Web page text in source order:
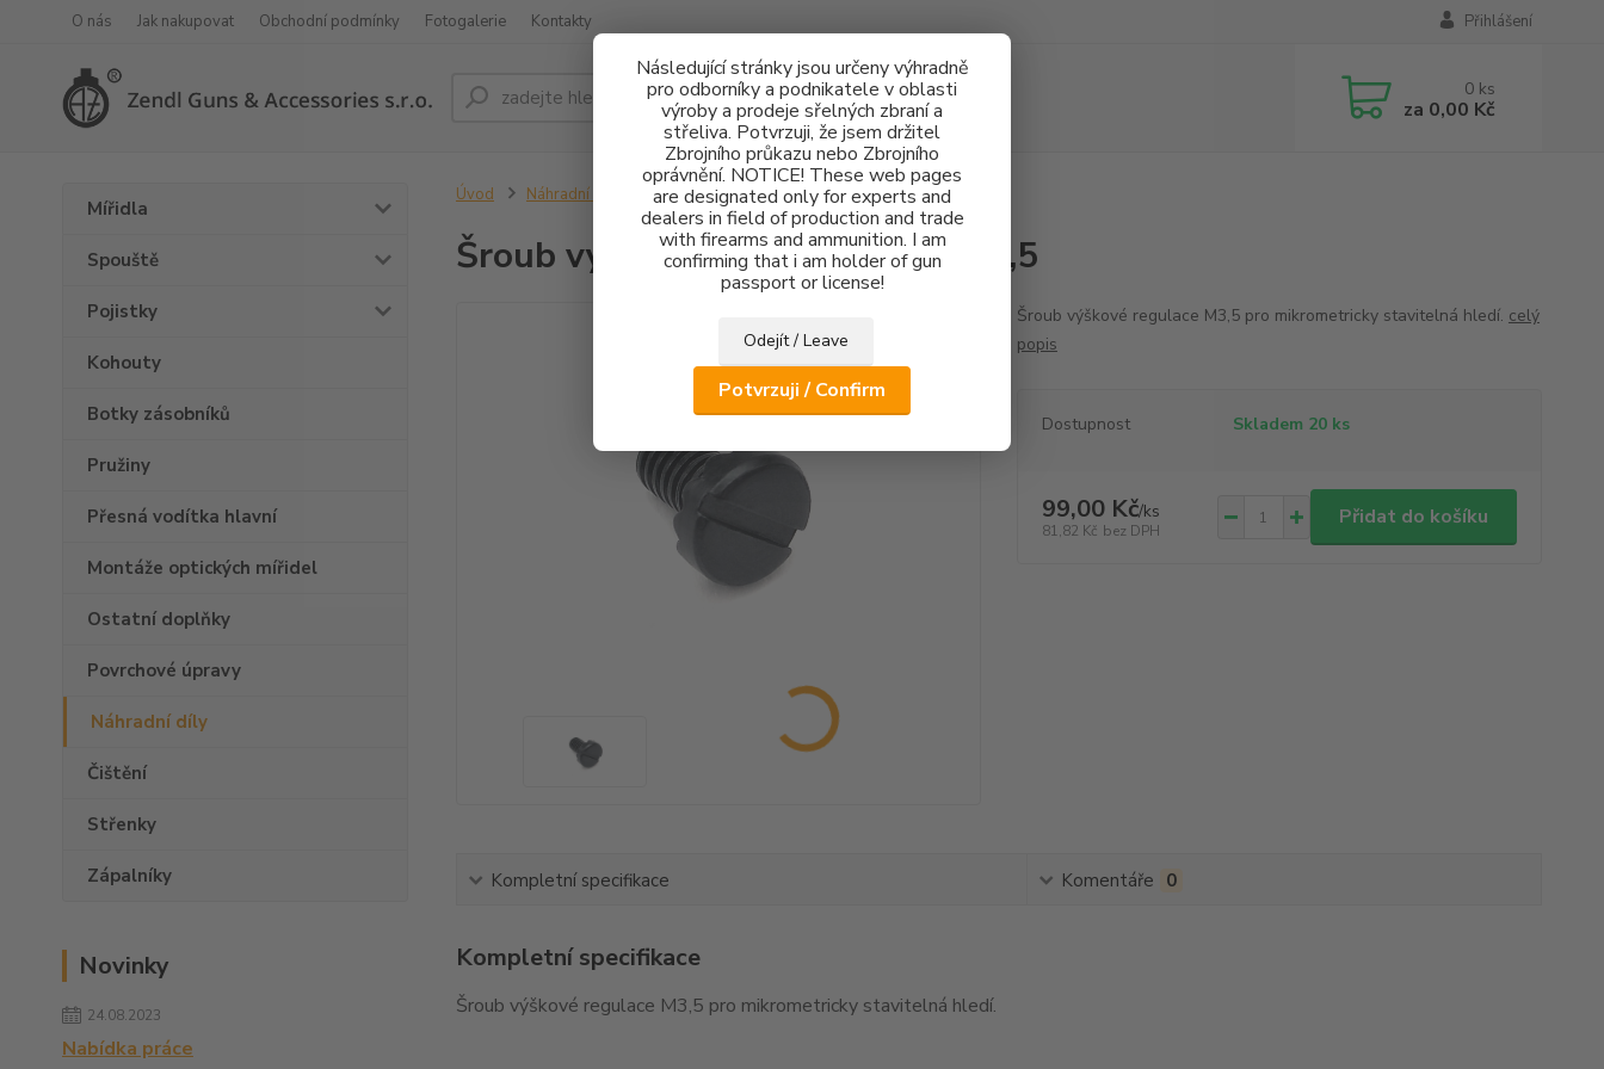
Následující stránky jsou určeny výhradně
pro odborníky a podnikatele v oblasti
výroby a prodeje sřelných zbraní a
střeliva. Potvrzuji, že jsem držitel
Zbrojního průkazu nebo Zbrojního
oprávnění. NOTICE! These web pages
are designated only for experts and
dealers in field of production and trade
with firearms and ammunition. I am
confirming that i am holder of gun
passport or license!
Odejít / Leave
Potvrzuji / Confirm
O nás Jak nakupovat Obchodní podmínky Fotogalerie Kontakty Přihlášení
Hledat 0 ks
za 0,00 Kč
Mířidla
Spouště
Pojistky
Kohouty
Botky zásobníků
Pružiny
Přesná vodítka hlavní
Montáže optických mířidel
Ostatní doplňky
Povrchové úpravy
Náhradní díly
Čištění
Střenky
Zápalníky
Novinky
24.08.2023
Nabídka práce
Úvod Náhradní díly Šroub výškové regulace hledí M3,5
Šroub výškové regulace hledí M3,5
Šroub výškové regulace M3,5 pro mikrometricky stavitelná hledí. celý
popis
Dostupnost Skladem 20 ks
99,00 Kč/ks
81,82 Kč bez DPH
Přidat do košíku
Kompletní specifikace Komentáře 0
Kompletní specifikace
Šroub výškové regulace M3,5 pro mikrometricky stavitelná hledí.